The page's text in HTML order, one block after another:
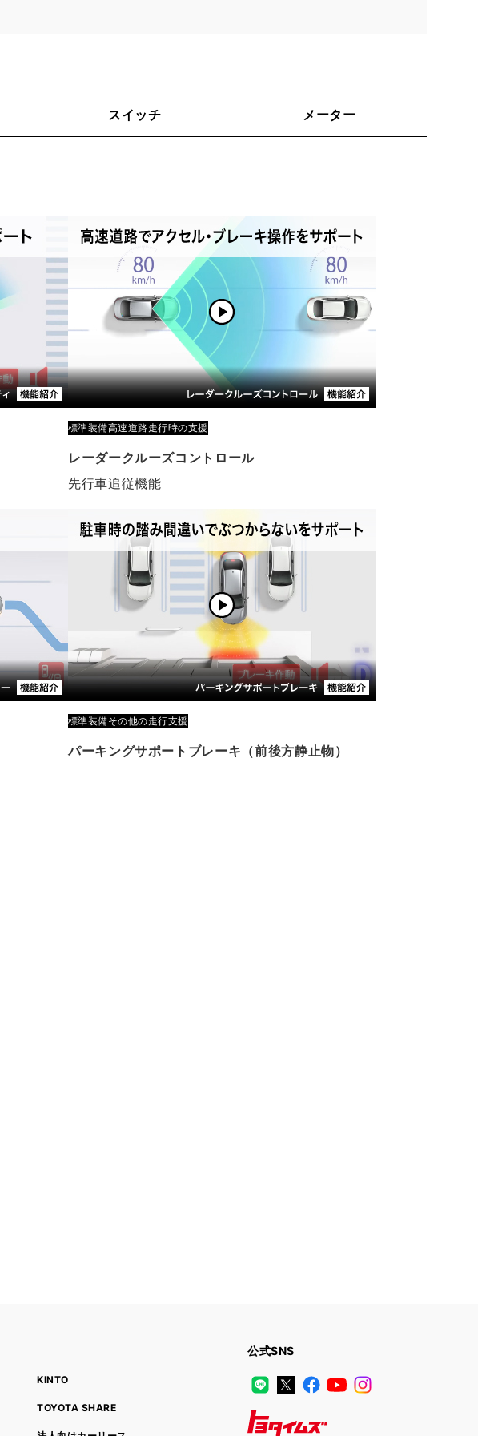
スイッチ メーター
標準装備高速道路走行時の支援
レーダークルーズコントロール
先行車追従機能
標準装備その他の走行支援
パーキングサポートブレーキ（前後方静止物）
KINTO
TOYOTA SHARE
公式SNS
LINEX Facebook
YouTube